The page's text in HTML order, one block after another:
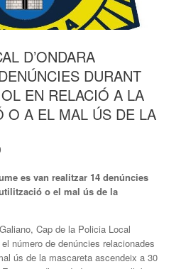
D’ONDARA
DURANT
EN RELACIÓ A LA
O A EL MAL ÚS DE LA
es van realitzar 14 denúncies
o el mal ús de la
Cap de la Policia Local
número de denúncies relacionades
ús de la mascareta ascendeix a 30